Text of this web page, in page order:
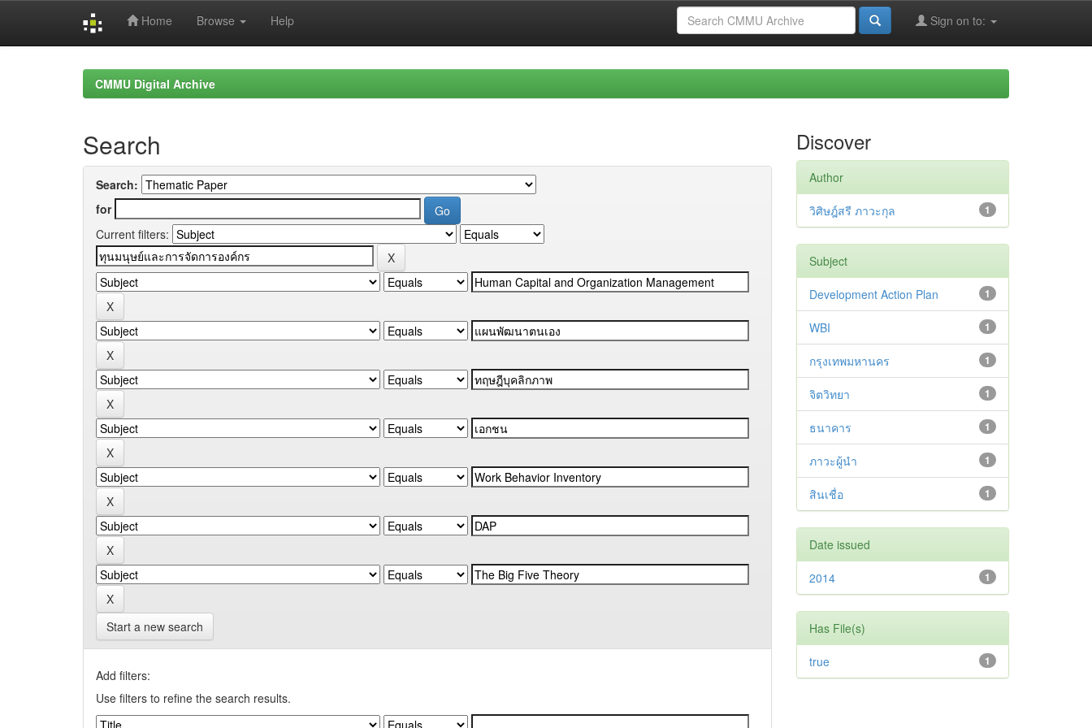
Home Browse Help Sign on to:
CMMU Digital Archive
Search
Search:
for
Current filters:
Start a new search
Add filters:
Use filters to refine the search results.
Discover
Author
1
วิศิษฎ์สรี ภาวะกุล
Subject
1
Development Action Plan
1
WBI
1
กรุงเทพมหานคร
1
จิตวิทยา
1
ธนาคาร
1
ภาวะผู้นำ
1
สินเชื่อ
Date issued
1
2014
Has File(s)
1
true